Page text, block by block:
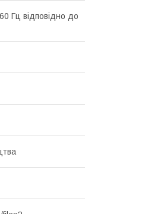
Гц відповідно до